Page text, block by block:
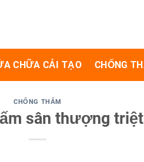
CHỮA CẢI TẠO CHỐNG
CHỐNG THẤM
sân thượng